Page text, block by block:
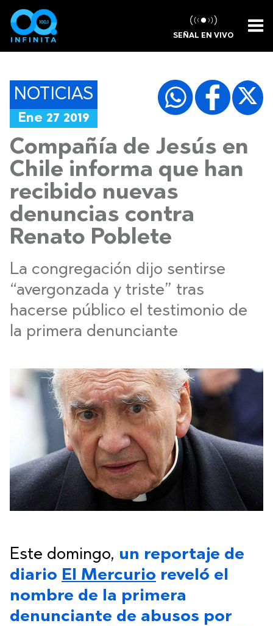
SEÑAL EN VIVO
NOTICIAS
Ene 27 2019
Compañía de Jesús en
Chile informa que han
recibido nuevas
denuncias contra
Renato Poblete
La congregación dijo sentirse
“avergonzada y triste” tras
hacerse público el testimonio de
la primera denunciante
Este domingo, un reportaje de
diario El Mercurio reveló el
nombre de la primera
denunciante de abusos por